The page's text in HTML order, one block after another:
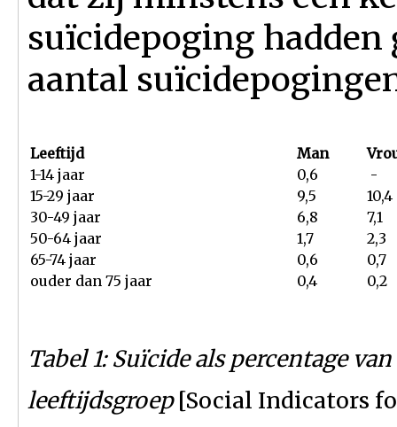
suïcidepoging hadden
aantal
Leeftijd Man
1-14 jaar
0,6
-
15-29 jaar
9,5
10,4
30-49 jaar
6,8
7,1
50-64 jaar
1,7
2,3
65-74 jaar
0,6
0,7
ouder dan 75 jaar
0,4 0,2
Tabel 1: Suïcide als percentage
leeftijdsgroep[Social Indicators